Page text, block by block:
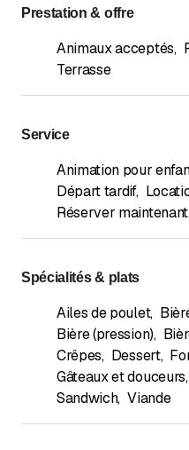
Prestation & offre
Animaux acceptés,
Terrasse
Service
Animation pour
Départ tardif,
Réserver
Spécialités & plats
Ailes de poulet,
Bière (pression),
Crêpes, Dessert,
Gâteaux et douceurs,
Sandwich, Viande